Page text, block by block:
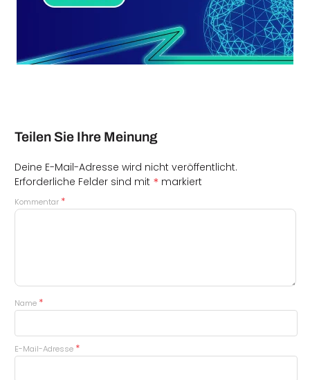
Teilen Sie Ihre Meinung
Deine E-Mail-Adresse wird nicht veröffentlicht.
Erforderliche Felder sind mit * markiert
Kommentar *
Name *
E-Mail-Adresse *